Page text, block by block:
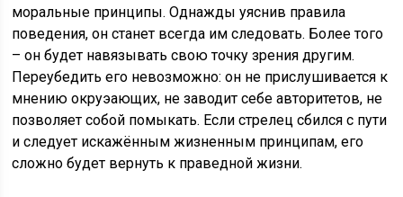
моральные принципы. Однажды уяснив правила
поведения, он станет всегда им следовать. Более того
– он будет навязывать свою точку зрения другим.
Переубедить его невозможно: он не прислушивается к
мнению окруэающих, не заводит себе авторитетов, не
позволяет собой помыкать. Если стрелец сбился с пути
и следует искажённым жизненным принципам, его
сложно будет вернуть к праведной жизни.